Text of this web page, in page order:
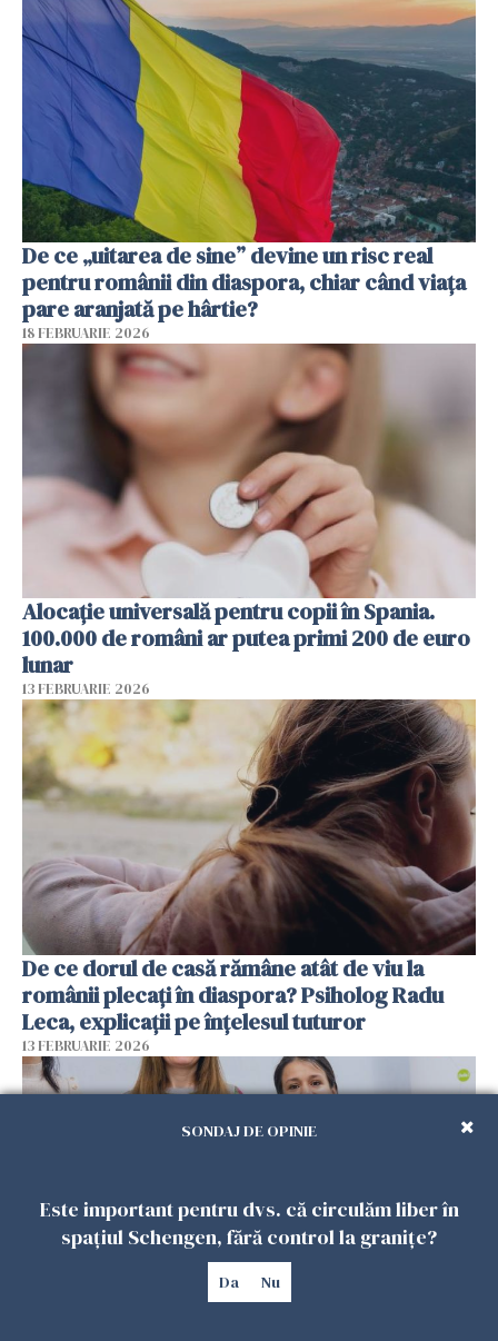
De ce „uitarea de sine” devine un risc real
pentru românii din diaspora, chiar când viața
pare aranjată pe hârtie?
18 FEBRUARIE 2026
Alocație universală pentru copii în Spania.
100.000 de români ar putea primi 200 de euro
lunar
13 FEBRUARIE 2026
De ce dorul de casă rămâne atât de viu la
românii plecați în diaspora? Psiholog Radu
Leca, explicații pe înțelesul tuturor
13 FEBRUARIE 2026
SONDAJ DE OPINIE
Este important pentru dvs. că circulăm liber în
spațiul Schengen, fără control la granițe?
Da Nu